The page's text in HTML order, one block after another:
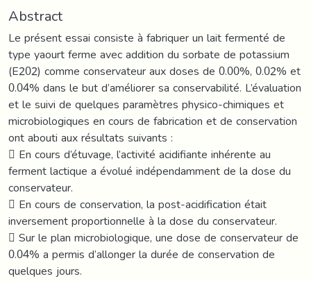
Abstract
Le présent essai consiste à fabriquer un lait fermenté de
type yaourt ferme avec addition du sorbate de potassium
(E202) comme conservateur aux doses de 0.00%, 0.02% et
0.04% dans le but d’améliorer sa conservabilité. L’évaluation
et le suivi de quelques paramètres physico-chimiques et
microbiologiques en cours de fabrication et de conservation
ont abouti aux résultats suivants :
 En cours d’étuvage, l’activité acidifiante inhérente au
ferment lactique a évolué indépendamment de la dose du
conservateur.
 En cours de conservation, la post-acidification était
inversement proportionnelle à la dose du conservateur.
 Sur le plan microbiologique, une dose de conservateur de
0.04% a permis d’allonger la durée de conservation de
quelques jours.